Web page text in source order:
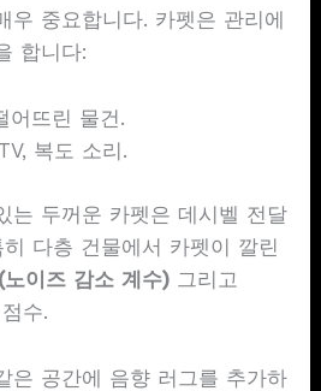
우 중요합니다. 카펫은 관리에
합니다:
어뜨린 물건.
복도 소리.
는 두꺼운 카펫은 데시벨 전달
다층 건물에서 카펫이 깔린
노이즈 감소 계수)그리고
수.
은 공간에 음향 러그를 추가하